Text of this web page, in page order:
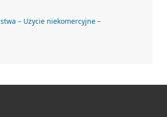
– Użycie niekomercyjne –